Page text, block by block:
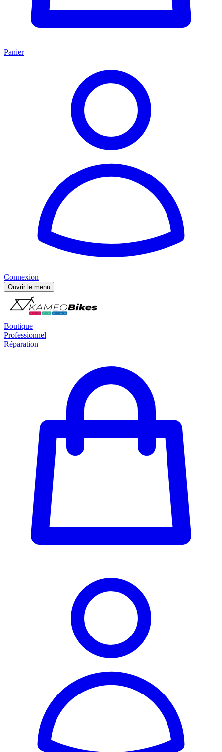
Panier
Connexion
Ouvrir le menu
Boutique
Professionnel
Réparation